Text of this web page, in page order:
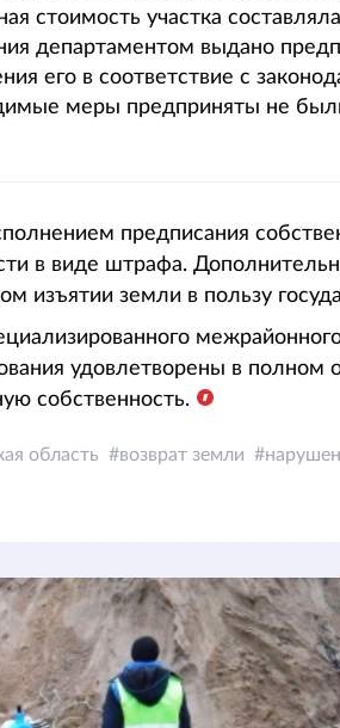
стоимость участка
департаментом выдано
его в соответствие с
меры предприняты не
предписания
в виде штрафа.
изъятии земли в пользу
удовлетворены в
собственность.
область возврат земли